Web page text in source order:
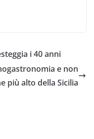
i 40 anni
e non
più alto della Sicilia